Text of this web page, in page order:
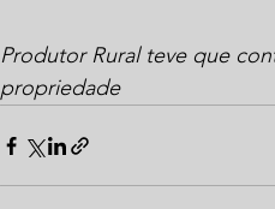
Produtor Rural teve que
propriedade